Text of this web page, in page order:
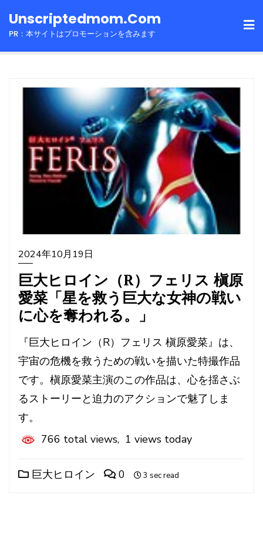
toUnscriptedmom.com
PR：本サイトはプロモーションを含みます
2024年10月19日
巨大ヒロイン（R）フェリス 槇原
愛菜「星を救う巨大な女神の戦い
に心を奪われる。」
『巨大ヒロイン（R）フェリス 槇原愛菜』は、
宇宙の危機を救うための戦いを描いた特撮作品
です。槇原愛菜主演のこの作品は、心を揺さぶ
るストーリーと迫力のアクションで魅了しま
す。
766 total views, 1 views today
巨大ヒロイン 0 3 sec read